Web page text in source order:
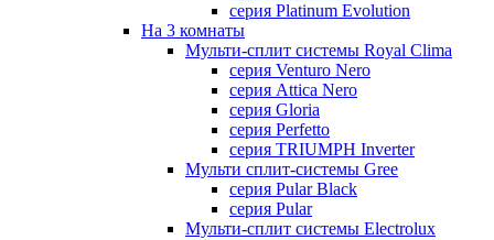
серия Platinum Evolution
На 3 комнаты
Мульти-сплит системы Royal Clima
серия Venturo Nero
серия Attica Nero
серия Gloria
серия Perfetto
серия TRIUMPH Inverter
Мульти сплит-системы Gree
серия Pular Black
серия Pular
Мульти-сплит системы Electrolux